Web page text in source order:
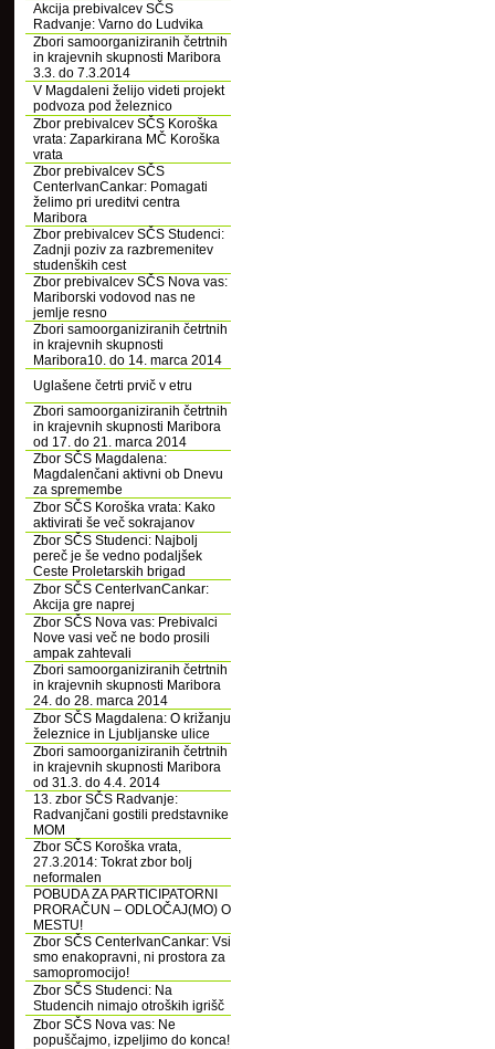
Akcija prebivalcev SČS
Radvanje: Varno do Ludvika
Zbori samoorganiziranih četrtnih
in krajevnih skupnosti Maribora
3.3. do 7.3.2014
V Magdaleni želijo videti projekt
podvoza pod železnico
Zbor prebivalcev SČS Koroška
vrata: Zaparkirana MČ Koroška
vrata
Zbor prebivalcev SČS
CenterIvanCankar: Pomagati
želimo pri ureditvi centra
Maribora
Zbor prebivalcev SČS Studenci:
Zadnji poziv za razbremenitev
studenških cest
Zbor prebivalcev SČS Nova vas:
Mariborski vodovod nas ne
jemlje resno
Zbori samoorganiziranih četrtnih
in krajevnih skupnosti
Maribora10. do 14. marca 2014
Uglašene četrti prvič v etru
Zbori samoorganiziranih četrtnih
in krajevnih skupnosti Maribora
od 17. do 21. marca 2014
Zbor SČS Magdalena:
Magdalenčani aktivni ob Dnevu
za spremembe
Zbor SČS Koroška vrata: Kako
aktivirati še več sokrajanov
Zbor SČS Studenci: Najbolj
pereč je še vedno podaljšek
Ceste Proletarskih brigad
Zbor SČS CenterIvanCankar:
Akcija gre naprej
Zbor SČS Nova vas: Prebivalci
Nove vasi več ne bodo prosili
ampak zahtevali
Zbori samoorganiziranih četrtnih
in krajevnih skupnosti Maribora
24. do 28. marca 2014
Zbor SČS Magdalena: O križanju
železnice in Ljubljanske ulice
Zbori samoorganiziranih četrtnih
in krajevnih skupnosti Maribora
od 31.3. do 4.4. 2014
13. zbor SČS Radvanje:
Radvanjčani gostili predstavnike
MOM
Zbor SČS Koroška vrata,
27.3.2014: Tokrat zbor bolj
neformalen
POBUDA ZA PARTICIPATORNI
PRORAČUN – ODLOČAJ(MO) O
MESTU!
Zbor SČS CenterIvanCankar: Vsi
smo enakopravni, ni prostora za
samopromocijo!
Zbor SČS Studenci: Na
Studencih nimajo otroških igrišč
Zbor SČS Nova vas: Ne
popuščajmo, izpeljimo do konca!